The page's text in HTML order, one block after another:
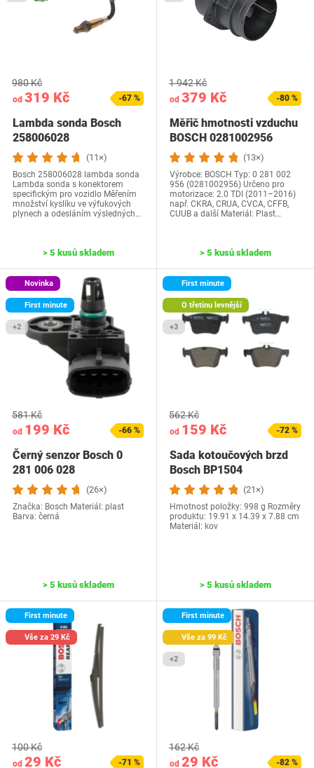
od 319 Kč
980 Kč
-67 %
Lambda sonda Bosch
258006028
(11×)
Bosch 258006028 lambda sonda
Lambda sonda s konektorem
specifickým pro vozidlo Měřením
množství kyslíku ve výfukových
plynech a odesláním výsledných…
> 5 kusů skladem
od 379 Kč
1 942 Kč
-80 %
Měřič hmotnosti vzduchu
BOSCH 0281002956
(13×)
Výrobce: BOSCH Typ: 0 281 002
956 (0281002956) Určeno pro
motorizace: 2.0 TDI (2011–2016)
např. CKRA, CRUA, CVCA, CFFB,
CUUB a další Materiál: Plast…
> 5 kusů skladem
Novinka
First minute
+2
od 199 Kč
581 Kč
-66 %
Černý senzor Bosch 0
281 006 028
(26×)
Značka: Bosch Materiál: plast
Barva: černá
> 5 kusů skladem
First minute
O třetinu levnější
+3
od 159 Kč
562 Kč
-72 %
Sada kotoučových brzd
Bosch BP1504
(21×)
Hmotnost položky‎: 998 g Rozměry
produktu‎: 19.91 x 14.39 x 7.88 cm
Materiál: kov
> 5 kusů skladem
First minute
Vše za 29 Kč
od 29 Kč
100 Kč
-71 %
First minute
Vše za 99 Kč
+2
od 29 Kč
162 Kč
-82 %